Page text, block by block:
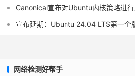
Canonical宣布对Ubuntu内核策略进
宣布延期：Ubuntu 24.04 LTS第一个
网络检测好帮手